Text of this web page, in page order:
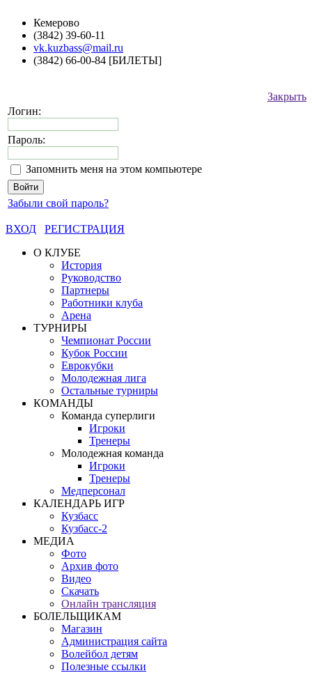
Кемерово
(3842) 39-60-11
vk.kuzbass@mail.ru
(3842) 66-00-84 [БИЛЕТЫ]
Закрыть
Логин:
Пароль:
Запомнить меня на этом компьютере
Забыли свой пароль?
ВХОД
РЕГИСТРАЦИЯ
О КЛУБЕ
История
Руководство
Партнеры
Работники клуба
Арена
ТУРНИРЫ
Чемпионат России
Кубок России
Еврокубки
Молодежная лига
Остальные турниры
КОМАНДЫ
Команда суперлиги
Игроки
Тренеры
Молодежная команда
Игроки
Тренеры
Медперсонал
КАЛЕНДАРЬ ИГР
Кузбасс
Кузбасс-2
МЕДИА
Фото
Архив фото
Видео
Скачать
Онлайн трансляция
БОЛЕЛЬЩИКАМ
Магазин
Администрация сайта
Волейбол детям
Полезные ссылки